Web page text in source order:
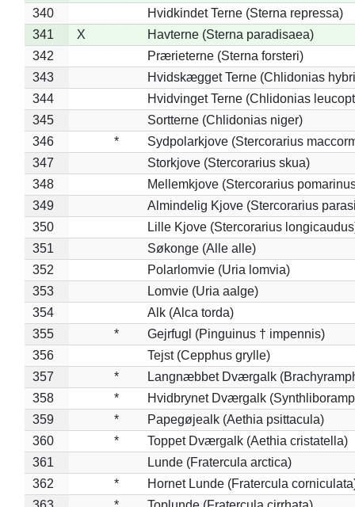
340
Hvidkindet Terne (Sterna repressa)
341
X
Havterne (Sterna paradisaea)
342
Prærieterne (Sterna forsteri)
343
Hvidskægget Terne (Chlidonias
344
Hvidvinget Terne (Chlidonias
345
Sortterne (Chlidonias niger)
346
*
Sydpolarkjove (Stercorarius
347
Storkjove (Stercorarius skua)
348
Mellemkjove (Stercorarius
349
Almindelig Kjove (Stercorarius
350
Lille Kjove (Stercorarius
351
Søkonge (Alle alle)
352
Polarlomvie (Uria lomvia)
353
Lomvie (Uria aalge)
354
Alk (Alca torda)
355
*
Gejrfugl (Pinguinus † impennis)
356
Tejst (Cepphus grylle)
357
*
Langnæbbet Dværgalk
358
*
Hvidbrynet Dværgalk
359
*
Papegøjealk (Aethia psittacula)
360
*
Toppet Dværgalk (Aethia cristatella)
361
Lunde (Fratercula arctica)
362
*
Hornet Lunde (Fratercula